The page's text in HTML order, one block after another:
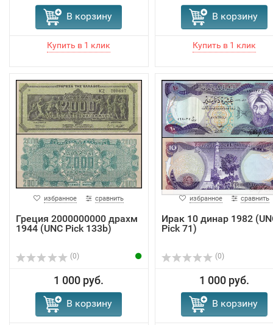
В корзину В корзину
избранное сравнить
Греция 2000000000 драхм
1944 (UNC Pick 133b)
(0)
1 000 руб.
В корзину
избранное сравнить
Ирак 10 динар 1982
Pick 71)
(0)
1 000 руб.
В корзину